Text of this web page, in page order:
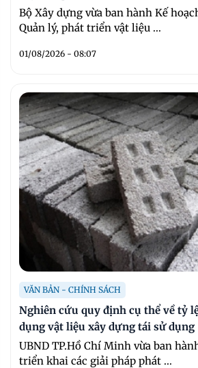
Bộ Xây dựng vừa ban hành Kế
Quản lý, phát triển vật liệu ...
01/08/2026 - 08:07
VĂN BẢN - CHÍNH SÁCH
Nghiên cứu quy định cụ thể về tỷ
dụng vật liệu xây dựng tái sử dụng
UBND TP.Hồ Chí Minh vừa ban
triển khai các giải pháp phát ...